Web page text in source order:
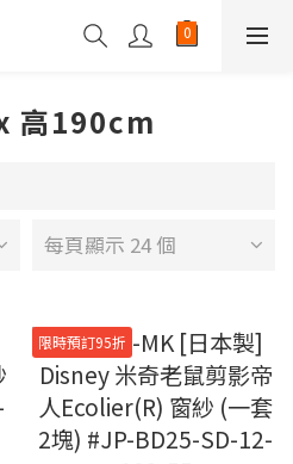
高190cm
每頁顯示 24 個
限時預訂95折